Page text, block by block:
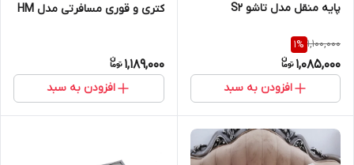
پایه منقل مدل تاشو S2
1,100,000
1%
1,085,000
افزودن به سبد
کتری و قوری مسافرتی مدل HM
1,189,000
افزودن به سبد